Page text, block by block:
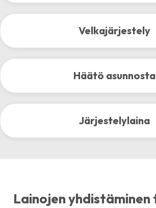
Velkajärjestely
Häätö asunnosta
Järjestelylaina
Lainojen yhdistäminen